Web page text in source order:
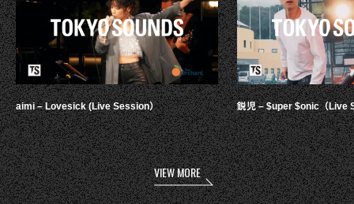
aimi – Lovesick (Live Session） 鋭児 – $uper $onic（Live
VIEW MORE